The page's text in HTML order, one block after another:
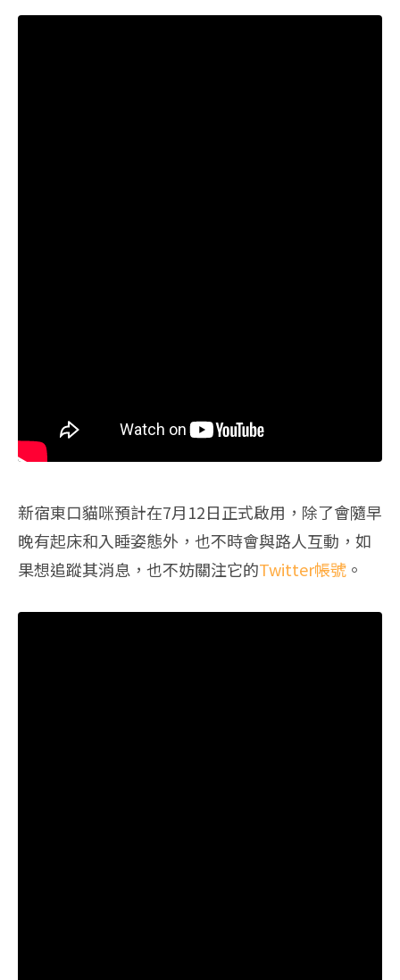
新宿東口貓咪預計在7月12日正式啟用，除了會隨早
晚有起床和入睡姿態外，也不時會與路人互動，如
果想追蹤其消息，也不妨關注它的Twitter帳號 。